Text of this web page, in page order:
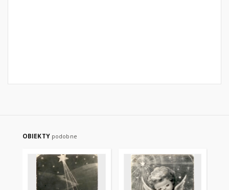
OBIEKTY podobne